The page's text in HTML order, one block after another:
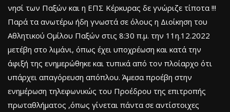
νησί των Παξών και η ΕΠΣ Κέρκυρας δε γνώριζε τίποτα !!!
Παρά τα ανωτέρω ήδη γνωστά σε όλους η Διοίκηση του
Αθλητικού Ομίλου Παξών στις 8:30 π.μ. την 11η.12.2022
μετέβη στο λιμάνι, όπως έχει υποχρέωση και κατά την
άφιξή της ενημερώθηκε και τυπικά από τον πλοίαρχο ότι
υπάρχει απαγόρευση απόπλου. Άμεσα προέβη στην
ενημέρωση τηλεφωνικώς του Προέδρου της επιτροπής
πρωταθλήματος ,όπως γίνεται πάντα σε αντίστοιχες